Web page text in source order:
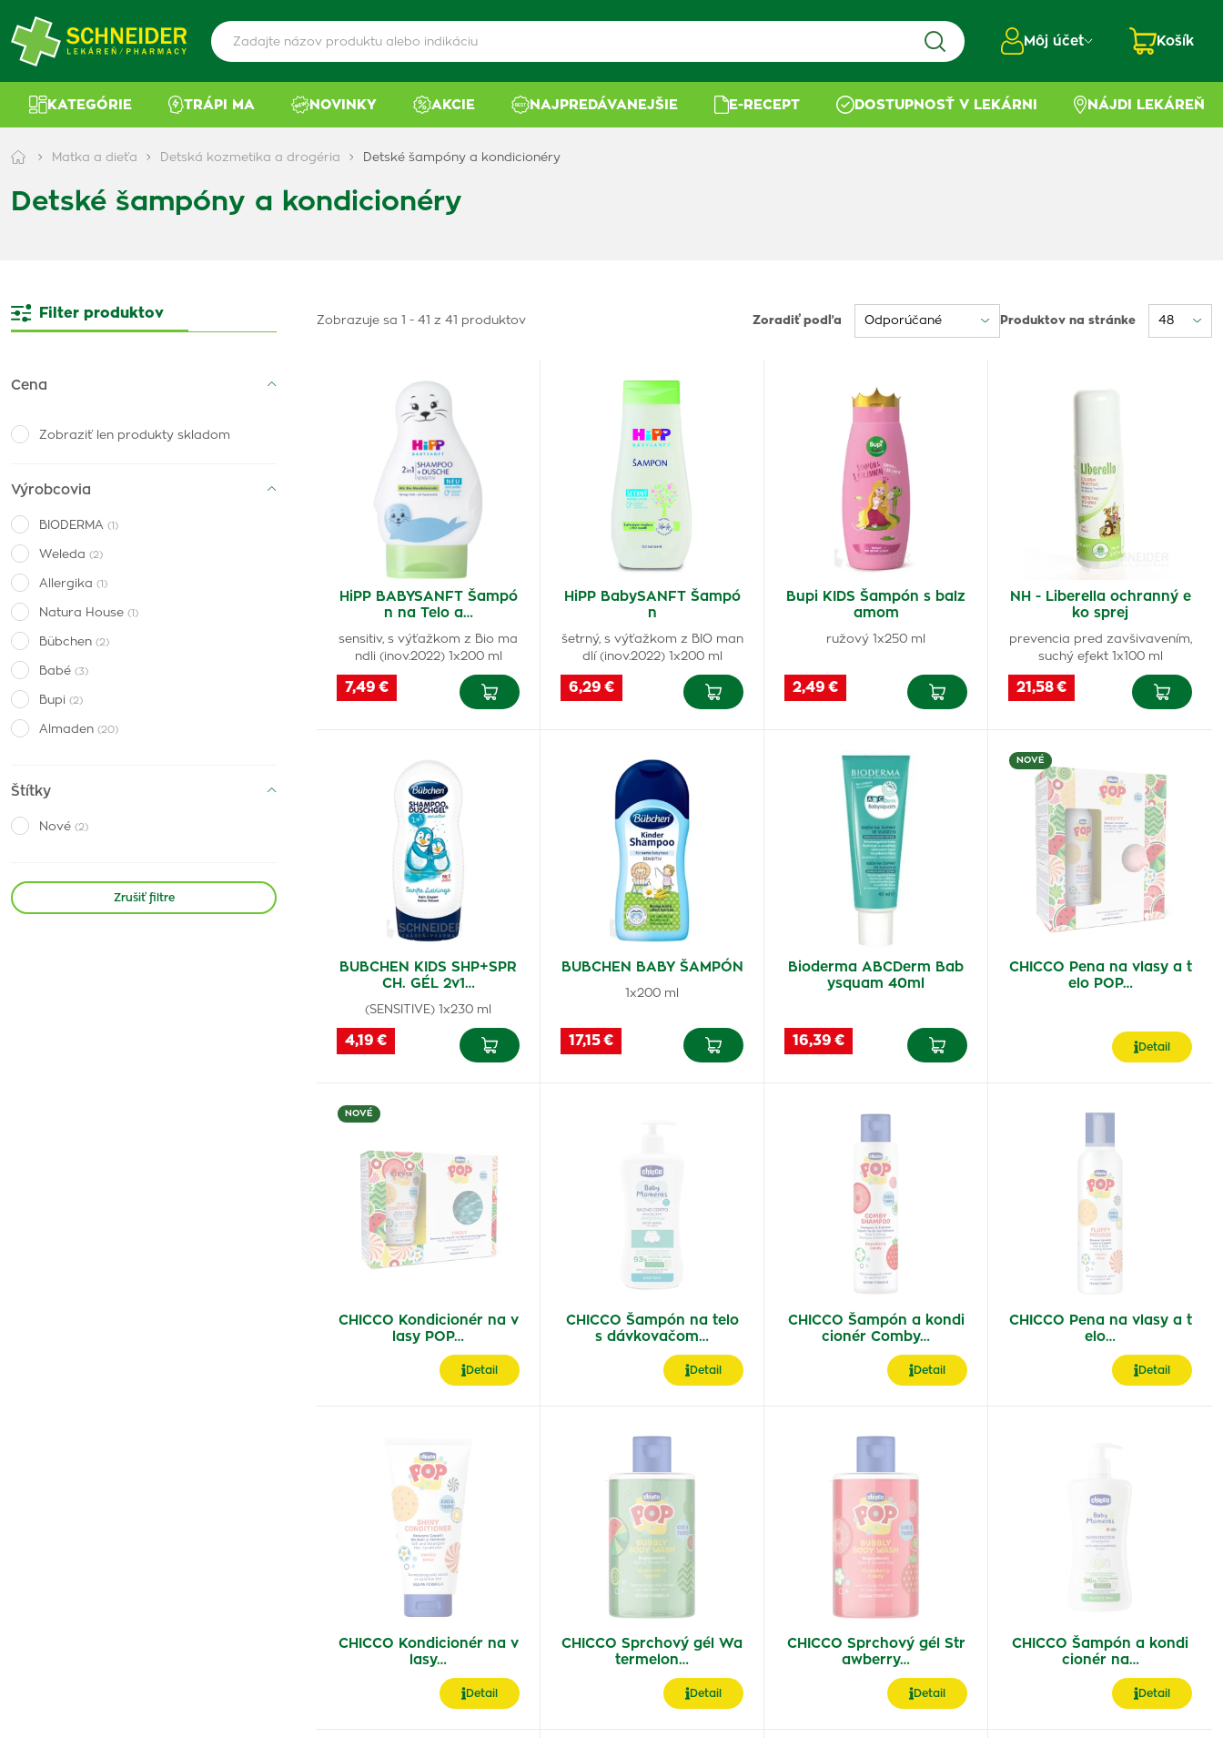
Môj účet Košík
KATEGÓRIE TRÁPI MA NOVINKY AKCIE NAJPREDÁVANEJŠIE E-RECEPT DOSTUPNOSŤ V LEKÁRNI NÁJDI LEKÁREŇ
Matka a dieťa Detská kozmetika a drogéria Detské šampóny a kondicionéry
Detské šampóny a kondicionéry
Filter produktov
Cena
Zobraziť len produkty skladom
Výrobcovia
BIODERMA (1)
Weleda (2)
Allergika (1)
Natura House (1)
Bübchen (2)
Babé (3)
Bupi (2)
Almaden (20)
Štítky
Nové (2)
Zrušiť filtre
Zobrazuje sa 1 - 41 z 41 produktov Zoradiť podľa Produktov na stránke
HiPP BABYSANFT Šampó
n na Telo a…
sensitiv, s výťažkom z Bio ma
ndli (inov.2022) 1x200 ml
7,49 €
HiPP BabySANFT Šampó
n
šetrný, s výťažkom z BIO man
dlí (inov.2022) 1x200 ml
6,29 €
Bupi KIDS Šampón s balz
amom
ružový 1x250 ml
2,49 €
NH - Liberella ochranný e
ko sprej
prevencia pred zavšivavením,
suchý efekt 1x100 ml
21,58 €
BUBCHEN KIDS SHP+SPR
CH. GÉL 2v1…
(SENSITIVE) 1x230 ml
4,19 €
BUBCHEN BABY ŠAMPÓN
1x200 ml
17,15 €
Bioderma ABCDerm Bab
ysquam 40ml
16,39 €
NOVÉ
CHICCO Pena na vlasy a t
elo POP…
Detail
NOVÉ
CHICCO Kondicionér na v
lasy POP…
Detail
CHICCO Šampón na telo
s dávkovačom…
Detail
CHICCO Šampón a kondi
cionér Comby…
Detail
CHICCO Pena na vlasy a t
elo…
Detail
CHICCO Kondicionér na v
lasy…
Detail
CHICCO Sprchový gél Wa
termelon…
Detail
CHICCO Sprchový gél Str
awberry…
Detail
CHICCO Šampón a kondi
cionér na…
Detail